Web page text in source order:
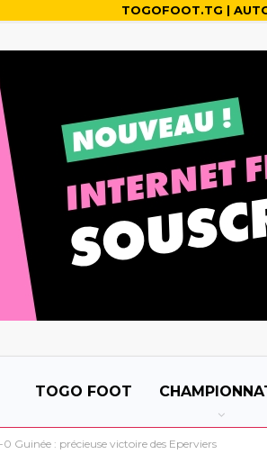
TOGOFOOT.TG |
TOGO FOOT
Guinée : précieuse victoire des Eperviers